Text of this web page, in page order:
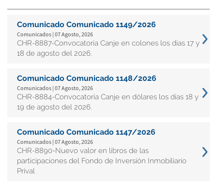
Comunicado Comunicado 1149/2026
Comunicados | 07 Agosto, 2026
CHR-8887-Convocatoria Canje en colones los días 17 y
18 de agosto del 2026.
Comunicado Comunicado 1148/2026
Comunicados | 07 Agosto, 2026
CHR-8884-Convocatoria Canje en dólares los días 18 y
19 de agosto del 2026.
Comunicado Comunicado 1147/2026
Comunicados | 07 Agosto, 2026
CHR-8890-Nuevo valor en libros de las
participaciones del Fondo de Inversión Inmobiliario
Prival